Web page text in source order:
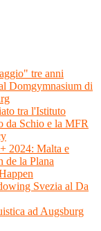
tre anni
Domgymnasium di
tra l'Istituto
da Schio e la MFR
2024: Malta e
de la Plana
Svezia al Da
ad Augsburg